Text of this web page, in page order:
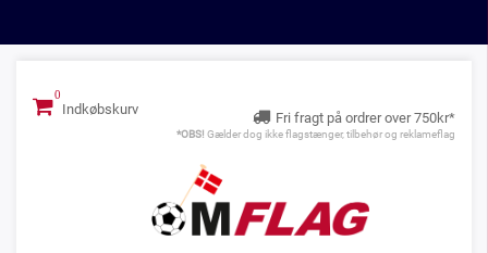
Indkøbskurv
Fri fragt på ordrer over 750kr*
*OBS! Gælder dog ikke flagstænger, tilbehør og reklameflag